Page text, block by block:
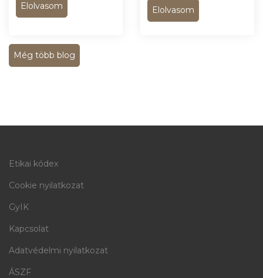
Elolvasom Elolvasom
Még több blog
Etikai kódex
Cookie nyilatkozat
GyIK
Kapcsolat
Adatvédelmi nyilatkozat
ÁSZF